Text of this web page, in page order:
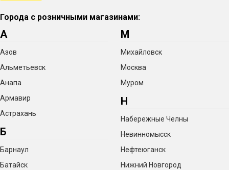
Города с розничными магазинами:
А
Азов
Альметьевск
Анапа
Армавир
Астрахань
Б
Барнаул
Батайск
М
Михайловск
Москва
Муром
Н
Набережные Челны
Невинномысск
Нефтеюганск
Нижний Новгород